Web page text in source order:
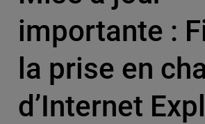
importante :
la prise en
d’Internet